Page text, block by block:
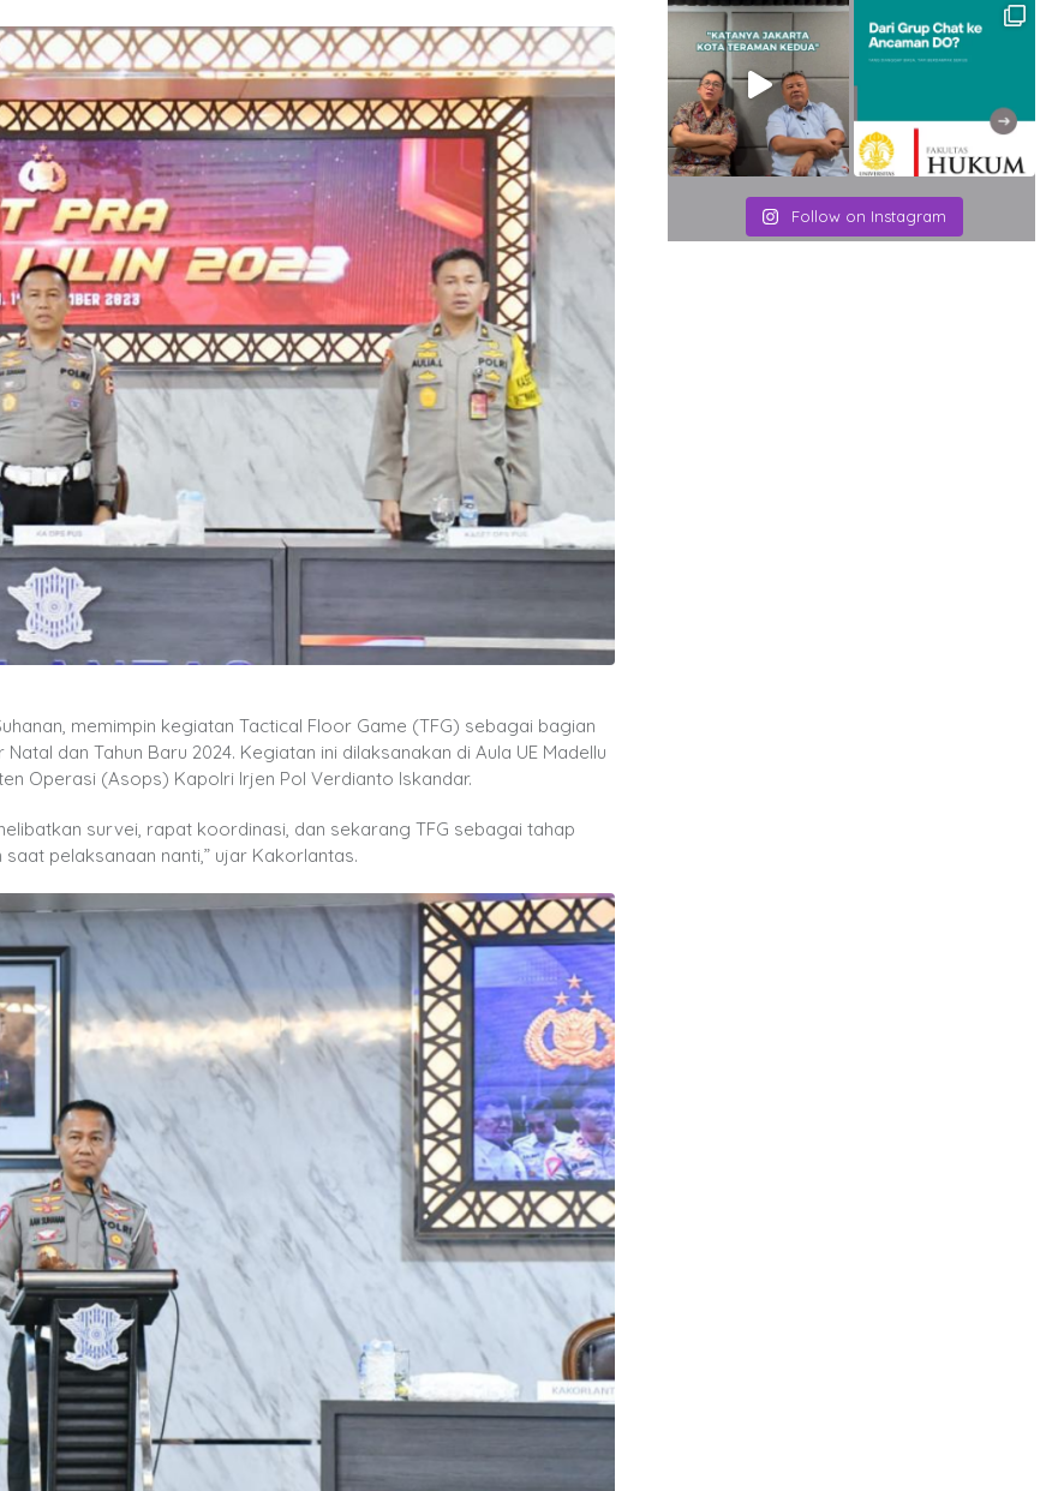
memimpin kegiatan Tactical Floor Game (TFG) sebagai bagian
dan Tahun Baru 2024. Kegiatan ini dilaksanakan di Aula UE Madellu
Operasi (Asops) Kapolri Irjen Pol Verdianto Iskandar.
survei, rapat koordinasi, dan sekarang TFG sebagai tahap
pelaksanaan nanti,” ujar Kakorlantas.
Follow on Instagram